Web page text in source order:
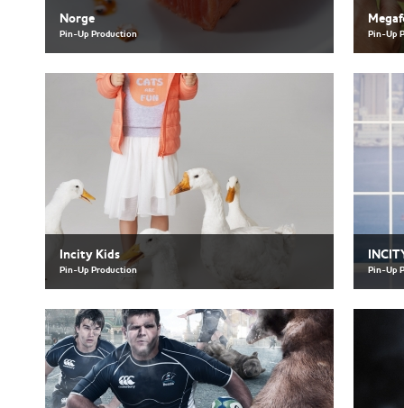
Norge
Pin-Up Production Pin-Up
Incity Kids
Pin-Up Production Pin-Up